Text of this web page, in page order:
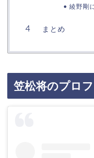
綾野剛
まとめ
笠松将のプロ